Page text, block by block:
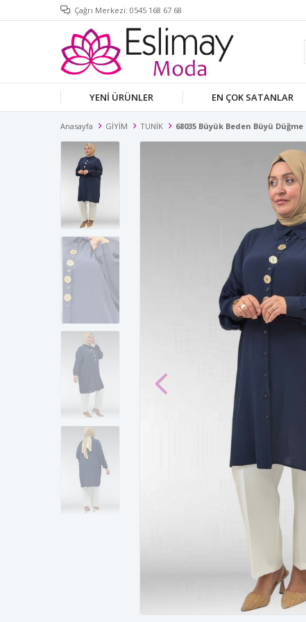
Çağrı Merkezi: 0545 168 67 68
YENİ ÜRÜNLER EN ÇOK SATANLAR
Anasayfa GİYİM TUNİK 68035 Büyük Beden Büyü